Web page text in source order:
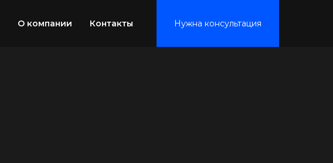
О компании Контакты Нужна консультация